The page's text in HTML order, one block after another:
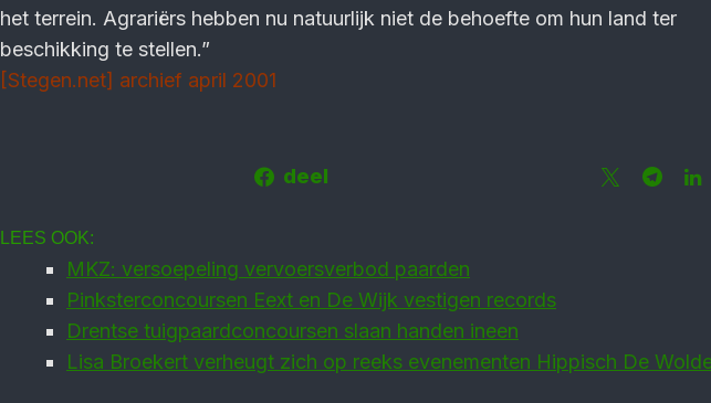
het terrein. Agrariërs hebben nu natuurlijk niet de behoefte om hun land ter
beschikking te stellen.”
[Stegen.net] archief april 2001
deel
LEES OOK:
MKZ: versoepeling vervoersverbod paarden
Pinksterconcoursen Eext en De Wijk vestigen records
Drentse tuigpaardconcoursen slaan handen ineen
Lisa Broekert verheugt zich op reeks evenementen Hippisch De